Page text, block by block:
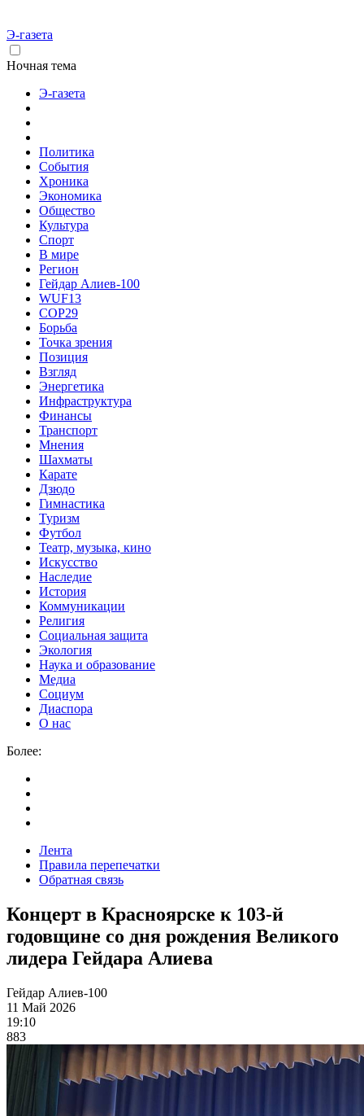
Э-газета
Ночная тема
Э-газета
Политика
События
Хроника
Экономика
Общество
Культура
Спорт
В мире
Регион
Гейдар Алиев-100
WUF13
COP29
Борьба
Точка зрения
Позиция
Взгляд
Энергетика
Инфраструктура
Финансы
Транспорт
Мнения
Шахматы
Карате
Дзюдо
Гимнастика
Туризм
Футбол
Театр, музыка, кино
Искусство
Наследие
История
Коммуникации
Религия
Социальная защита
Экология
Наука и образование
Медиа
Социум
Диаспора
О нас
Более:
Лента
Правила перепечатки
Обратная связь
Концерт в Красноярске к 103-й
годовщине со дня рождения Великого
лидера Гейдара Алиева
Гейдар Алиев-100
11 Май 2026
19:10
883